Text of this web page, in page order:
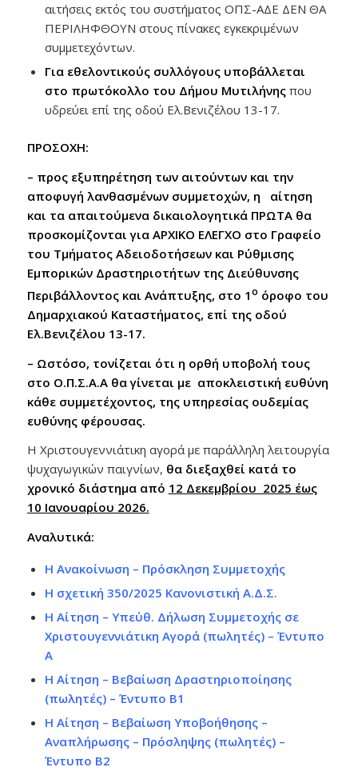
αιτήσεις εκτός του συστήματος ΟΠΣ-ΑΔΕ ΔΕΝ ΘΑ
ΠΕΡΙΛΗΦΘΟΥΝ στους πίνακες εγκεκριμένων
συμμετεχόντων.
Για εθελοντικούς συλλόγους υποβάλλεται
στο πρωτόκολλο του Δήμου Μυτιλήνηςπου
υδρεύει επί της οδού Ελ.Βενιζέλου 13-17.
ΠΡΟΣΟΧΗ:
– προς εξυπηρέτηση των αιτούντων και την
αποφυγή λανθασμένων συμμετοχών, η αίτηση
και τα απαιτούμενα δικαιολογητικά ΠΡΩΤΑ θα
προσκομίζονται για ΑΡΧΙΚΟ ΕΛΕΓΧΟ στο Γραφείο
του Τμήματος Αδειοδοτήσεων και Ρύθμισης
Εμπορικών Δραστηριοτήτων της Διεύθυνσης
Περιβάλλοντος και Ανάπτυξης, στο 1οόροφο του
Δημαρχιακού Καταστήματος, επί της οδού
Ελ.Βενιζέλου 13-17.
– Ωστόσο, τονίζεται ότι η ορθή υποβολή τους
στο Ο.Π.Σ.Α.Α θα γίνεται με αποκλειστική ευθύνη
κάθε συμμετέχοντος, της υπηρεσίας ουδεμίας
ευθύνης φέρουσας.
Η Χριστουγεννιάτικη αγορά με παράλληλη λειτουργία
ψυχαγωγικών παιγνίων, θα διεξαχθεί κατά το
χρονικό διάστημα από 12 Δεκεμβρίου 2025 έως
10 Ιανουαρίου 2026.
Αναλυτικά:
Η Ανακοίνωση – Πρόσκληση Συμμετοχής
Η σχετική 350/2025 Κανονιστική Α.Δ.Σ.
Η Αίτηση – Υπεύθ. Δήλωση Συμμετοχής σε
Χριστουγεννιάτικη Αγορά (πωλητές) – Έντυπο
Α
Η Αίτηση – Βεβαίωση Δραστηριοποίησης
(πωλητές) – Έντυπο Β1
Η Αίτηση – Βεβαίωση Υποβοήθησης –
Αναπλήρωσης – Πρόσληψης (πωλητές) –
Έντυπο Β2